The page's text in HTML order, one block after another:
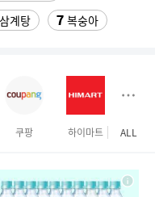
삼계탕 7 복숭아
파인인포 (16GB)
가리개
여성실내수영복
ALL
쿠팡 하이마트 마이리